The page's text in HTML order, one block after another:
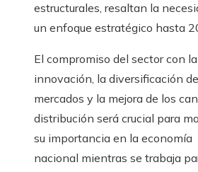
estructurales, resaltan la
un enfoque estratégico hasta
El compromiso del sector con la
innovación, la diversificación de
mercados y la mejora de los
distribución será crucial para
su importancia en la economía
nacional mientras se trabaja